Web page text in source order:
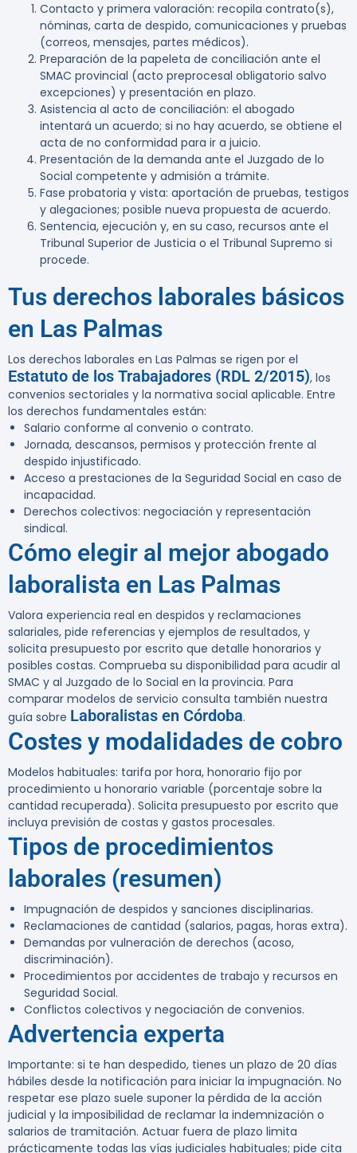
Contacto y primera valoración: recopila contrato(s),
nóminas, carta de despido, comunicaciones y pruebas
(correos, mensajes, partes médicos).
Preparación de la papeleta de conciliación ante el
SMAC provincial (acto preprocesal obligatorio salvo
excepciones) y presentación en plazo.
Asistencia al acto de conciliación: el abogado
intentará un acuerdo; si no hay acuerdo, se obtiene el
acta de no conformidad para ir a juicio.
Presentación de la demanda ante el Juzgado de lo
Social competente y admisión a trámite.
Fase probatoria y vista: aportación de pruebas, testigos
y alegaciones; posible nueva propuesta de acuerdo.
Sentencia, ejecución y, en su caso, recursos ante el
Tribunal Superior de Justicia o el Tribunal Supremo si
procede.
Tus derechos laborales básicos
en Las Palmas
Los derechos laborales en Las Palmas se rigen por el
Estatuto de los Trabajadores (RDL 2/2015), los
convenios sectoriales y la normativa social aplicable. Entre
los derechos fundamentales están:
Salario conforme al convenio o contrato.
Jornada, descansos, permisos y protección frente al
despido injustificado.
Acceso a prestaciones de la Seguridad Social en caso de
incapacidad.
Derechos colectivos: negociación y representación
sindical.
Cómo elegir al mejor abogado
laboralista en Las Palmas
Valora experiencia real en despidos y reclamaciones
salariales, pide referencias y ejemplos de resultados, y
solicita presupuesto por escrito que detalle honorarios y
posibles costas. Comprueba su disponibilidad para acudir al
SMAC y al Juzgado de lo Social en la provincia. Para
comparar modelos de servicio consulta también nuestra
guía sobre Laboralistas en Córdoba.
Costes y modalidades de cobro
Modelos habituales: tarifa por hora, honorario fijo por
procedimiento u honorario variable (porcentaje sobre la
cantidad recuperada). Solicita presupuesto por escrito que
incluya previsión de costas y gastos procesales.
Tipos de procedimientos
laborales (resumen)
Impugnación de despidos y sanciones disciplinarias.
Reclamaciones de cantidad (salarios, pagas, horas extra).
Demandas por vulneración de derechos (acoso,
discriminación).
Procedimientos por accidentes de trabajo y recursos en
Seguridad Social.
Conflictos colectivos y negociación de convenios.
Advertencia experta
Importante: si te han despedido, tienes un plazo de 20 días
hábiles desde la notificación para iniciar la impugnación. No
respetar ese plazo suele suponer la pérdida de la acción
judicial y la imposibilidad de reclamar la indemnización o
salarios de tramitación. Actuar fuera de plazo limita
prácticamente todas las vías judiciales habituales; pide cita